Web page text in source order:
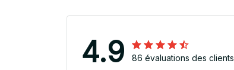
4.9
86 évaluations des clients